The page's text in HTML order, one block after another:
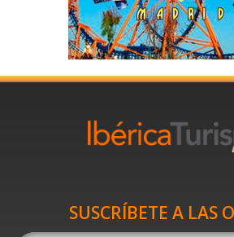
SUSCRÍBETE A LAS